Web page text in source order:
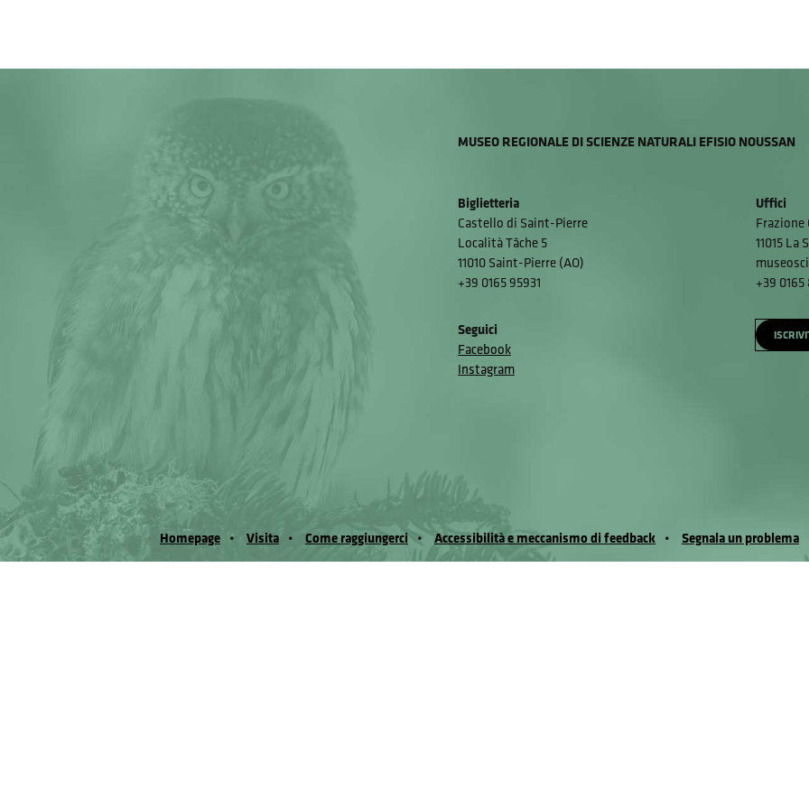
MUSEO REGIONALE DI SCIENZE NATURALI EFISIO NOUSSAN
Biglietteria
Castello di Saint-Pierre
Località Tâche 5
11010 Saint-Pierre (AO)
+39 0165 95931
Uffici
Frazione
11015 La
+39
Seguici
Facebook
Instagram
Homepage Visita Come raggiungerci Accessibilità e meccanismo di feedback Segnala un problema